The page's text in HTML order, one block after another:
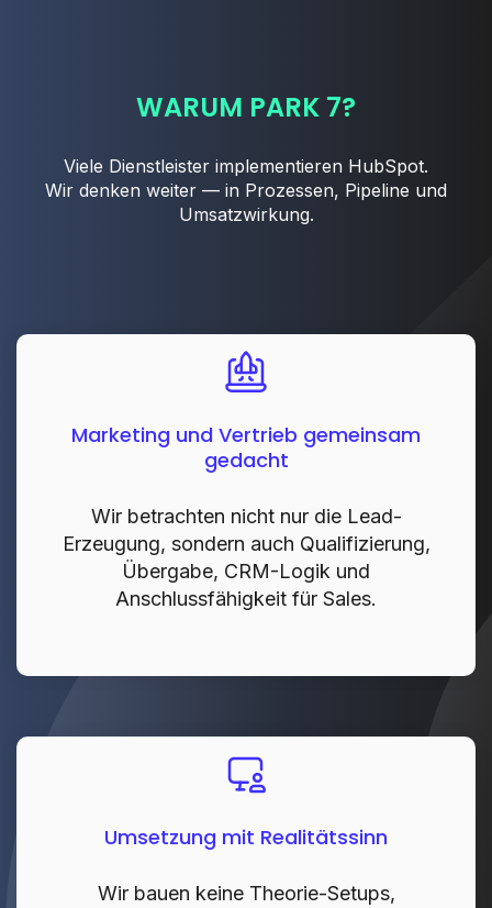
WARUM PARK 7?
Viele Dienstleister implementieren HubSpot.
Wir denken weiter — in Prozessen, Pipeline und
Umsatzwirkung.
Marketing und Vertrieb gemeinsam
gedacht
Wir betrachten nicht nur die Lead-
Erzeugung, sondern auch Qualifizierung,
Übergabe, CRM-Logik und
Anschlussfähigkeit für Sales.
Umsetzung mit Realitätssinn
Wir bauen keine Theorie-Setups,